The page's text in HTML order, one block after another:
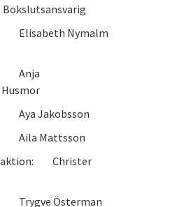
Nymalm
Christer
Österman